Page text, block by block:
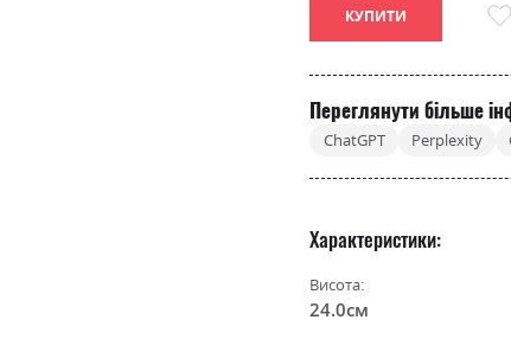
КУПИТИ
Переглянути більше
ChatGPT Perplexity
Характеристики
Висота:
24.0см